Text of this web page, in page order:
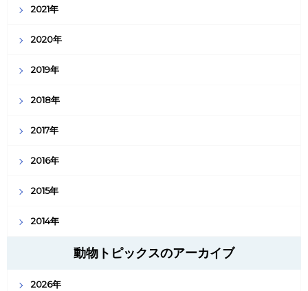
2021年
2020年
2019年
2018年
2017年
2016年
2015年
2014年
動物トピックスのアーカイブ
2026年